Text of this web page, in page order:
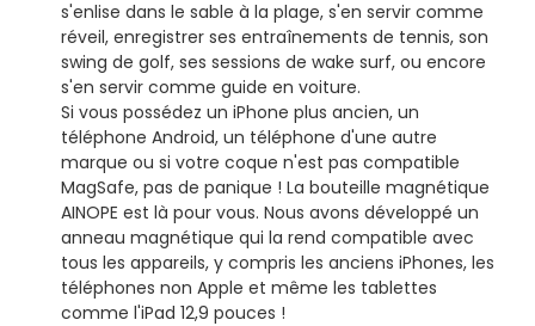
s'enlise dans le sable à la plage, s'en servir comme
réveil, enregistrer ses entraînements de tennis, son
swing de golf, ses sessions de wake surf, ou encore
s'en servir comme guide en voiture.
Si vous possédez un iPhone plus ancien, un
téléphone Android, un téléphone d'une autre
marque ou si votre coque n'est pas compatible
MagSafe, pas de panique ! La bouteille magnétique
AINOPE est là pour vous. Nous avons développé un
anneau magnétique qui la rend compatible avec
tous les appareils, y compris les anciens iPhones, les
téléphones non Apple et même les tablettes
comme l'iPad 12,9 pouces !